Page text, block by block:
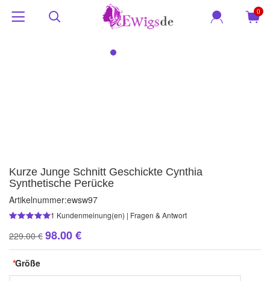
0
Kurze Junge Schnitt Geschickte Cynthia
Synthetische Perücke
Artikelnummer:ewsw97
1 Kundenmeinung(en) | Fragen & Antwort
229.00 € 98.00 €
*Größe